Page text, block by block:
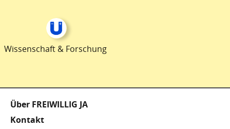
Wissenschaft & Forschung
Fußzeile
Über FREIWILLIG JA
Kontakt